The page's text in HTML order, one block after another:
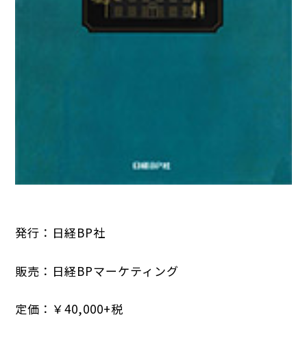
発行：日経BP社
販売：日経BPマーケティング
定価：￥40,000+税